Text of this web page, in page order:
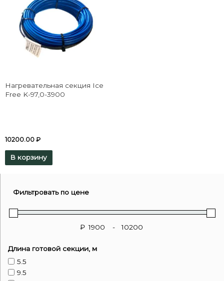
Нагревательная секция Ice
Free K-97,0-3900
10200.00 ₽
В корзину
Фильтровать по цене
₽ -
Длина готовой секции, м
5.5
9.5